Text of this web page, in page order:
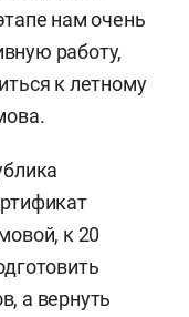
нам очень
работу,
к летному
к 20
а вернуть